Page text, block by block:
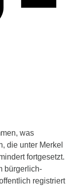
was
die unter Merkel
fortgesetzt.
bürgerlich-
registriert